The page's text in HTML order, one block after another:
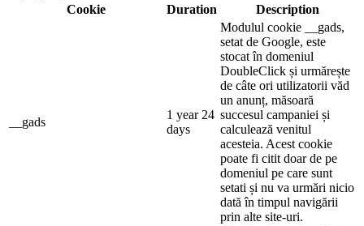
Cookie
Duration Description
__gads
1 year 24
days
Modulul cookie __gads,
setat de Google, este
stocat în domeniul
DoubleClick și urmărește
de câte ori utilizatorii văd
un anunț, măsoară
succesul campaniei și
calculează venitul
acesteia. Acest cookie
poate fi citit doar de pe
domeniul pe care sunt
setati și nu va urmări nicio
dată în timpul navigării
prin alte site-uri.